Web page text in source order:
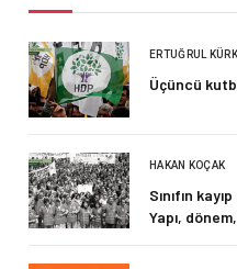
ERTUĞRUL
Üçüncü
HAKAN KOÇAK
Sınıfın
Yapı,